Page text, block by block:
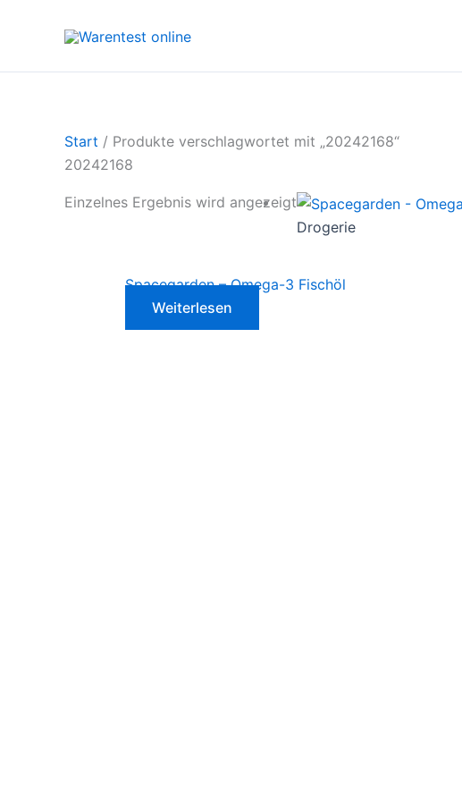
Start / Produkte verschlagwortet mit „20242168“
20242168
Einzelnes Ergebnis wird angezeigt
Drogerie
Spacegarden – Omega-3 Fischöl
Weiterlesen